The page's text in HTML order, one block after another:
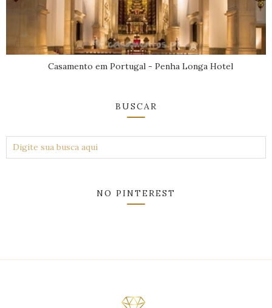
Casamento em Portugal - Penha Longa Hotel
BUSCAR
NO PINTEREST